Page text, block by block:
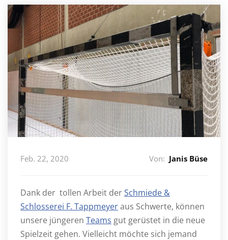
Feb. 22, 2020 Von: Janis Büse
Dank der tollen Arbeit derSchmiede &
Schlosserei F. Tappmeyeraus Schwerte, können
unsere jüngeren Teams gut gerüstet in die neue
Spielzeit gehen. Vielleicht möchte sich jemand